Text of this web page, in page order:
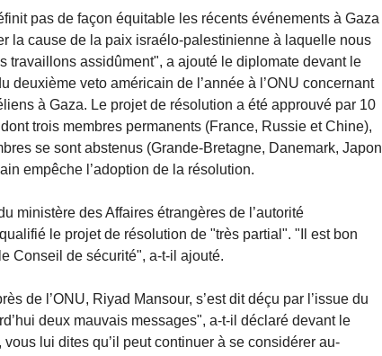
pas de façon équitable les récents événements à Gaza
la cause de la paix israélo-palestinienne à laquelle nous
travaillons assidûment", a ajouté le diplomate devant le
deuxième veto américain de l’année à l’ONU concernant
à Gaza. Le projet de résolution a été approuvé par 10
trois membres permanents (France, Russie et Chine),
se sont abstenus (Grande-Bretagne, Danemark, Japon
empêche l’adoption de la résolution.
ministère des Affaires étrangères de l’autorité
le projet de résolution de "très partial". "Il est bon
Conseil de sécurité", a-t-il ajouté.
de l’ONU, Riyad Mansour, s’est dit déçu par l’issue du
deux mauvais messages", a-t-il déclaré devant le
lui dites qu’il peut continuer à se considérer au-